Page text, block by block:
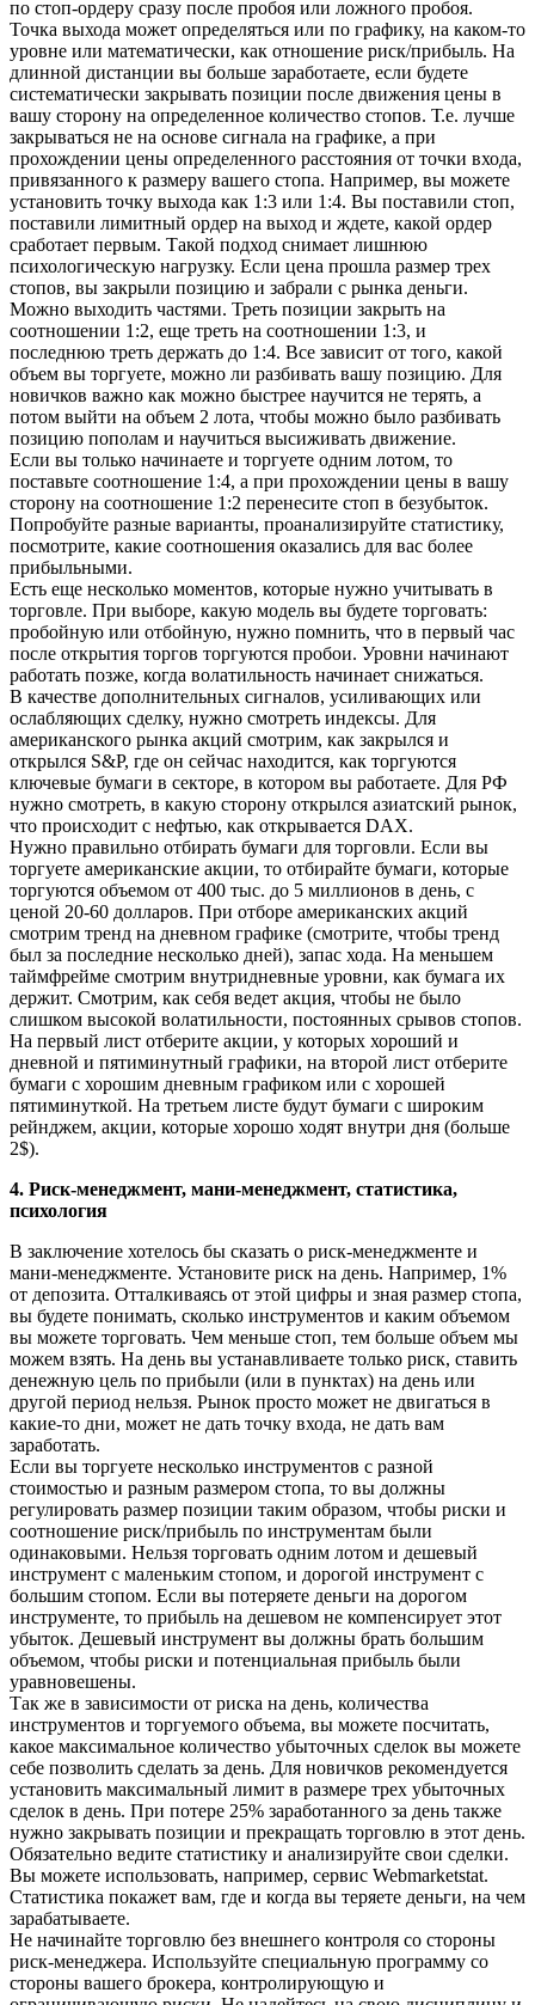
по стоп-ордеру сразу после пробоя или ложного пробоя.
Точка выхода может определяться или по графику, на каком-то
уровне или математически, как отношение риск/прибыль. На
длинной дистанции вы больше заработаете, если будете
систематически закрывать позиции после движения цены в
вашу сторону на определенное количество стопов. Т.е. лучше
закрываться не на основе сигнала на графике, а при
прохождении цены определенного расстояния от точки входа,
привязанного к размеру вашего стопа. Например, вы можете
установить точку выхода как 1:3 или 1:4. Вы поставили стоп,
поставили лимитный ордер на выход и ждете, какой ордер
сработает первым. Такой подход снимает лишнюю
психологическую нагрузку. Если цена прошла размер трех
стопов, вы закрыли позицию и забрали с рынка деньги.
Можно выходить частями. Треть позиции закрыть на
соотношении 1:2, еще треть на соотношении 1:3, и
последнюю треть держать до 1:4. Все зависит от того, какой
объем вы торгуете, можно ли разбивать вашу позицию. Для
новичков важно как можно быстрее научится не терять, а
потом выйти на объем 2 лота, чтобы можно было разбивать
позицию пополам и научиться высиживать движение.
Если вы только начинаете и торгуете одним лотом, то
поставьте соотношение 1:4, а при прохождении цены в вашу
сторону на соотношение 1:2 перенесите стоп в безубыток.
Попробуйте разные варианты, проанализируйте статистику,
посмотрите, какие соотношения оказались для вас более
прибыльными.
Есть еще несколько моментов, которые нужно учитывать в
торговле. При выборе, какую модель вы будете торговать:
пробойную или отбойную, нужно помнить, что в первый час
после открытия торгов торгуются пробои. Уровни начинают
работать позже, когда волатильность начинает снижаться.
В качестве дополнительных сигналов, усиливающих или
ослабляющих сделку, нужно смотреть индексы. Для
американского рынка акций смотрим, как закрылся и
открылся S&P, где он сейчас находится, как торгуются
ключевые бумаги в секторе, в котором вы работаете. Для РФ
нужно смотреть, в какую сторону открылся азиатский рынок,
что происходит с нефтью, как открывается DAX.
Нужно правильно отбирать бумаги для торговли. Если вы
торгуете американские акции, то отбирайте бумаги, которые
торгуются объемом от 400 тыс. до 5 миллионов в день, с
ценой 20-60 долларов. При отборе американских акций
смотрим тренд на дневном графике (смотрите, чтобы тренд
был за последние несколько дней), запас хода. На меньшем
таймфрейме смотрим внутридневные уровни, как бумага их
держит. Смотрим, как себя ведет акция, чтобы не было
слишком высокой волатильности, постоянных срывов стопов.
На первый лист отберите акции, у которых хороший и
дневной и пятиминутный графики, на второй лист отберите
бумаги с хорошим дневным графиком или с хорошей
пятиминуткой. На третьем листе будут бумаги с широким
рейнджем, акции, которые хорошо ходят внутри дня (больше
2$).
4. Риск-менеджмент, мани-менеджмент, статистика,
психология
В заключение хотелось бы сказать о риск-менеджменте и
мани-менеджменте. Установите риск на день. Например, 1%
от депозита. Отталкиваясь от этой цифры и зная размер стопа,
вы будете понимать, сколько инструментов и каким объемом
вы можете торговать. Чем меньше стоп, тем больше объем мы
можем взять. На день вы устанавливаете только риск, ставить
денежную цель по прибыли (или в пунктах) на день или
другой период нельзя. Рынок просто может не двигаться в
какие-то дни, может не дать точку входа, не дать вам
заработать.
Если вы торгуете несколько инструментов с разной
стоимостью и разным размером стопа, то вы должны
регулировать размер позиции таким образом, чтобы риски и
соотношение риск/прибыль по инструментам были
одинаковыми. Нельзя торговать одним лотом и дешевый
инструмент с маленьким стопом, и дорогой инструмент с
большим стопом. Если вы потеряете деньги на дорогом
инструменте, то прибыль на дешевом не компенсирует этот
убыток. Дешевый инструмент вы должны брать большим
объемом, чтобы риски и потенциальная прибыль были
уравновешены.
Так же в зависимости от риска на день, количества
инструментов и торгуемого объема, вы можете посчитать,
какое максимальное количество убыточных сделок вы можете
себе позволить сделать за день. Для новичков рекомендуется
установить максимальный лимит в размере трех убыточных
сделок в день. При потере 25% заработанного за день также
нужно закрывать позиции и прекращать торговлю в этот день.
Обязательно ведите статистику и анализируйте свои сделки.
Вы можете использовать, например, сервис Webmarketstat.
Статистика покажет вам, где и когда вы теряете деньги, на чем
зарабатываете.
Не начинайте торговлю без внешнего контроля со стороны
риск-менеджера. Используйте специальную программу со
стороны вашего брокера, контролирующую и